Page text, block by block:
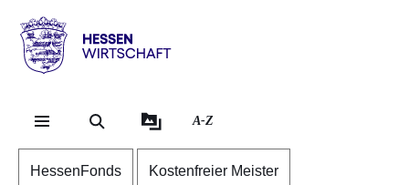
Hessen
Wirtschaft
A-Z
HessenFonds Kostenfreier Meister